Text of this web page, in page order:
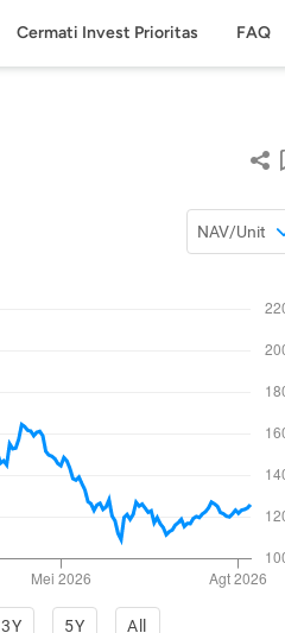
Cermati Invest Prioritas FAQ
NAV/Unit
3Y 5Y All